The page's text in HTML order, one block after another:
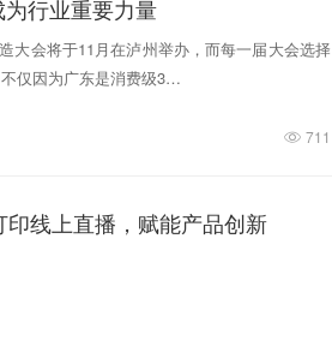
行业重要力量
大会将于11月在泸州举办，而每一届大会选择
仅因为广东是消费级3…
711
线上直播，赋能产品创新